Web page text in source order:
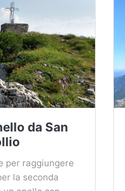
da San
per raggiungere
la seconda